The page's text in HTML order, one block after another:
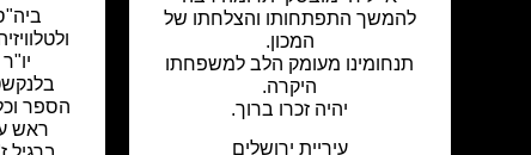
להמשך התפתחותו והצלחתו של
המכון.
תנחומינו מעומק הלב למשפחתו
היקרה.
יהיה זכרו ברוך.
עיריית ירושלים
הספר
ראש